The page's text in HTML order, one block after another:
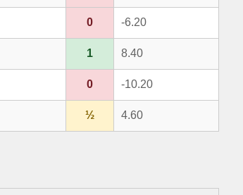
0 -6.20
1 8.40
0 -10.20
½ 4.60